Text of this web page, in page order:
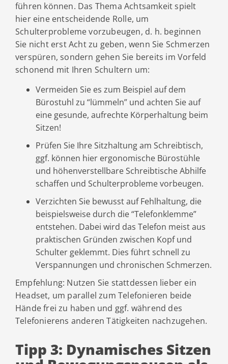
führen können. Das Thema Achtsamkeit spielt
hier eine entscheidende Rolle, um
Schulterprobleme vorzubeugen, d. h. beginnen
Sie nicht erst Acht zu geben, wenn Sie Schmerzen
verspüren, sondern gehen Sie bereits im Vorfeld
schonend mit Ihren Schultern um:
Vermeiden Sie es zum Beispiel auf dem
Bürostuhl zu “lümmeln” und achten Sie auf
eine gesunde, aufrechte Körperhaltung beim
Sitzen!
Prüfen Sie Ihre Sitzhaltung am Schreibtisch,
ggf. können hier ergonomische Bürostühle
und höhenverstellbare Schreibtische Abhilfe
schaffen und Schulterprobleme vorbeugen.
Verzichten Sie bewusst auf Fehlhaltung, die
beispielsweise durch die “Telefonklemme”
entstehen. Dabei wird das Telefon meist aus
praktischen Gründen zwischen Kopf und
Schulter geklemmt. Dies führt schnell zu
Verspannungen und chronischen Schmerzen.
Empfehlung: Nutzen Sie stattdessen lieber ein
Headset, um parallel zum Telefonieren beide
Hände frei zu haben und ggf. während des
Telefonierens anderen Tätigkeiten nachzugehen.
Tipp 3: Dynamisches Sitzen